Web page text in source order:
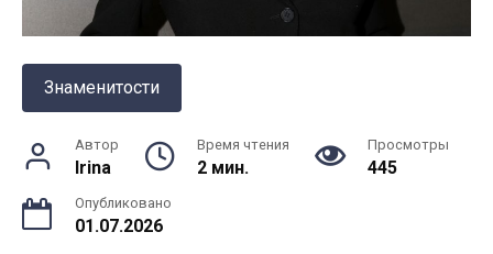
Знаменитости
Автор
Irina
Время чтения
2 мин.
Просмотры
445
Опубликовано
01.07.2026